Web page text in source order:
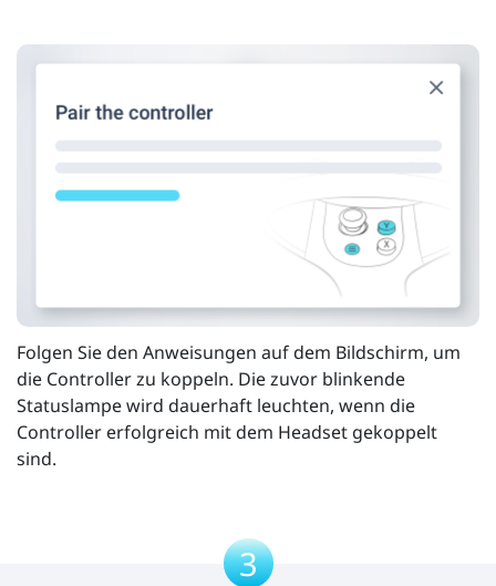
Folgen Sie den Anweisungen auf dem Bildschirm, um
die Controller zu koppeln. Die zuvor blinkende
Statuslampe wird dauerhaft leuchten, wenn die
Controller erfolgreich mit dem Headset gekoppelt
sind.
3